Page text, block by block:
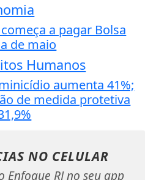
a pagar Bolsa
de maio
Humanos
aumenta 41%;
de medida protetiva
NO CELULAR
Enfoque RJ no seu app